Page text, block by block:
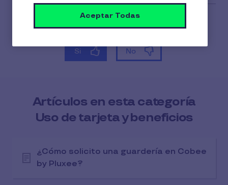
Artículos en esta categoría
Uso de tarjeta y beneficios
¿Cómo solicito una guardería en Cobee
by Pluxee?
Aceptar Todas